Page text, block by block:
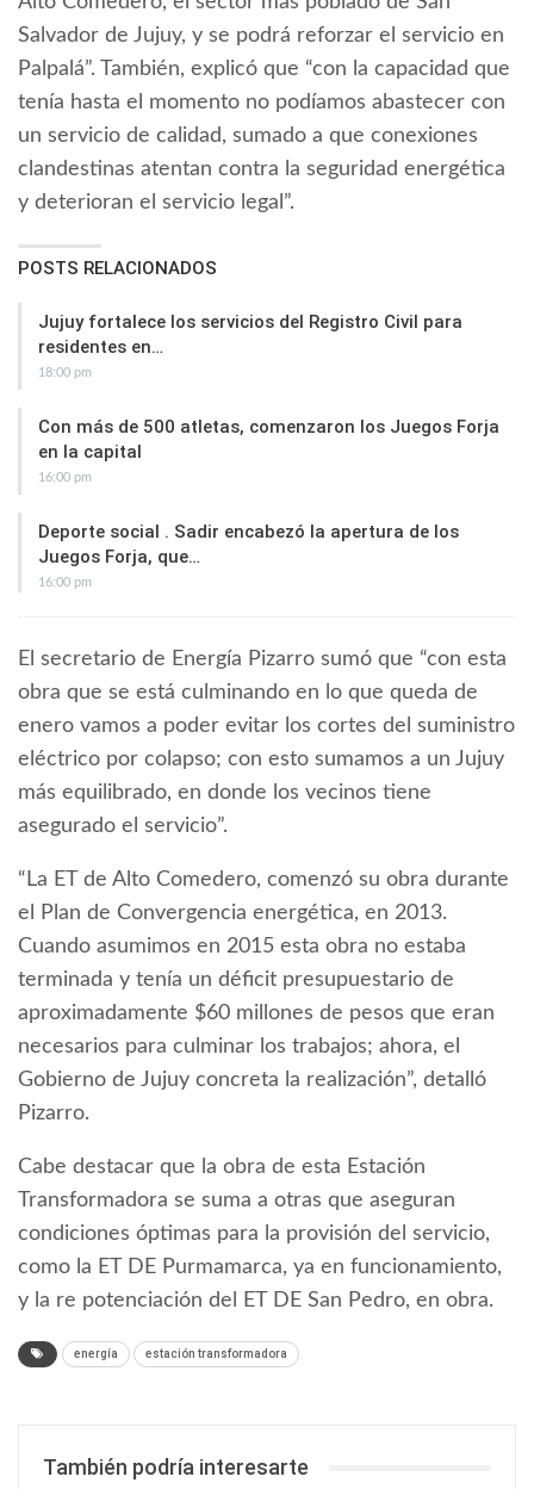
Salvador de Jujuy, y se podrá reforzar el servicio en
Palpalá”. También, explicó que “con la capacidad que
tenía hasta el momento no podíamos abastecer con
un servicio de calidad, sumado a que conexiones
clandestinas atentan contra la seguridad energética
y deterioran el servicio legal”.
POSTS RELACIONADOS
Jujuy fortalece los servicios del Registro Civil para
residentes en…
18:00 pm
Con más de 500 atletas, comenzaron los Juegos Forja
en la capital
16:00 pm
Deporte social . Sadir encabezó la apertura de los
Juegos Forja, que…
16:00 pm
El secretario de Energía Pizarro sumó que “con esta
obra que se está culminando en lo que queda de
enero vamos a poder evitar los cortes del suministro
eléctrico por colapso; con esto sumamos a un Jujuy
más equilibrado, en donde los vecinos tiene
asegurado el servicio”.
“La ET de Alto Comedero, comenzó su obra durante
el Plan de Convergencia energética, en 2013.
Cuando asumimos en 2015 esta obra no estaba
terminada y tenía un déficit presupuestario de
aproximadamente $60 millones de pesos que eran
necesarios para culminar los trabajos; ahora, el
Gobierno de Jujuy concreta la realización”, detalló
Pizarro.
Cabe destacar que la obra de esta Estación
Transformadora se suma a otras que aseguran
condiciones óptimas para la provisión del servicio,
como la ET DE Purmamarca, ya en funcionamiento,
y la re potenciación del ET DE San Pedro, en obra.
energía estación transformadora
También podría interesarte